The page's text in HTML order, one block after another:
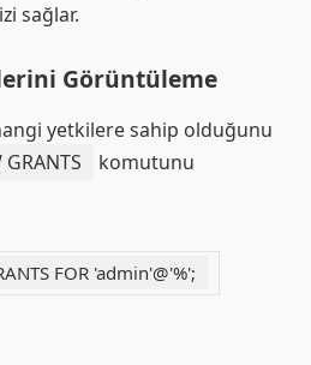
sağlar.
Görüntüleme
yetkilere sahip olduğunu
GRANTS
komutunu
FOR 'admin'@'%';